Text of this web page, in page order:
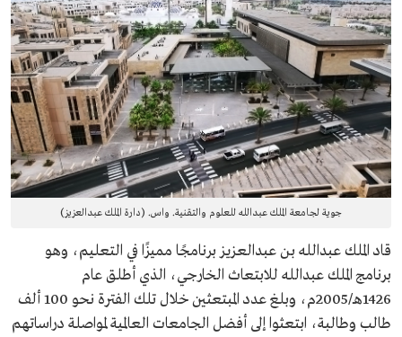
جوية لجامعة الملك عبدالله للعلوم والتقنية. واس. (دارة الملك عبدالعزيز)
قاد الملك عبدالله بن عبدالعزيز برنامجًا مميزًا في التعليم، وهو
برنامج الملك عبدالله للابتعاث الخارجي، الذي أطلق عام
1426هـ/2005م، وبلغ عدد المبتعثين خلال تلك الفترة نحو 100 ألف
طالب وطالبة، ابتعثوا إلى أفضل الجامعات العالمية لمواصلة دراساتهم